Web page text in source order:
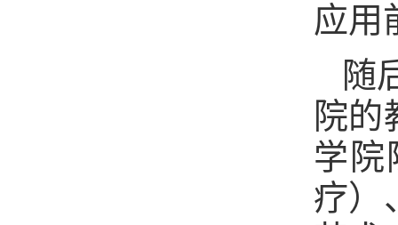
应用
随
院
学院
疗）